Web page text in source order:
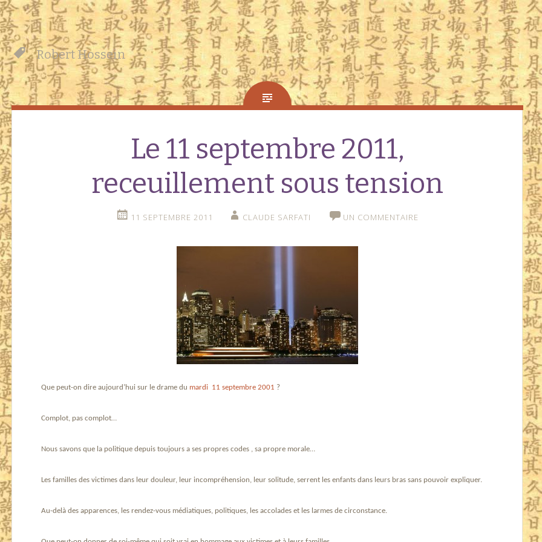
Robert Hossein
Le 11 septembre 2011,
receuillement sous tension
11 SEPTEMBRE 2011 CLAUDE SARFATI UN COMMENTAIRE
Que peut-on dire aujourd’hui sur le drame du mardi 11 septembre 2001 ?
Complot, pas complot…
Nous savons que la politique depuis toujours a ses propres codes , sa propre morale…
Les familles des victimes dans leur douleur, leur incompréhension, leur solitude, serrent les enfants dans leurs bras sans pouvoir expliquer.
Au-delà des apparences, les rendez-vous médiatiques, politiques, les accolades et les larmes de circonstance.